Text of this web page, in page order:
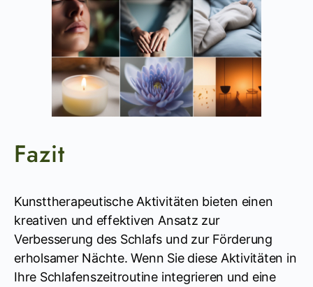
Fazit
Kunsttherapeutische Aktivitäten bieten einen
kreativen und effektiven Ansatz zur
Verbesserung des Schlafs und zur Förderung
erholsamer Nächte. Wenn Sie diese Aktivitäten in
Ihre Schlafenszeitroutine integrieren und eine